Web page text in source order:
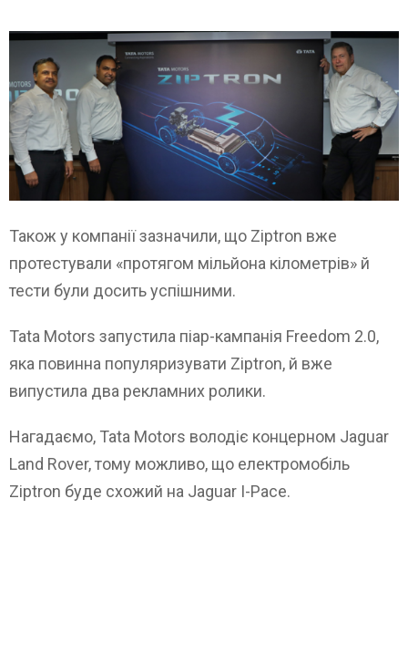
Також у компанії зазначили, що Ziptron вже
протестували «протягом мільйона кілометрів» й
тести були досить успішними.
Tata Motors запустила піар-кампанія Freedom 2.0,
яка повинна популяризувати Ziptron, й вже
випустила два рекламних ролики.
Нагадаємо, Tata Motors володіє концерном Jaguar
Land Rover, тому можливо, що електромобіль
Ziptron буде схожий на Jaguar I-Pace.